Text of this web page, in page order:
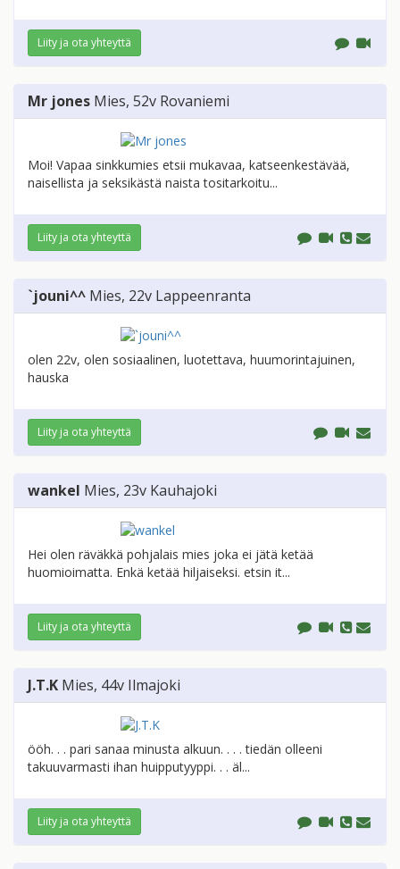
Liity ja ota yhteyttä
Mr jones Mies, 52v Rovaniemi
Moi! Vapaa sinkkumies etsii mukavaa, katseenkestävää,
naisellista ja seksikästä naista tositarkoitu...
Liity ja ota yhteyttä
`jouni^^ Mies, 22v Lappeenranta
olen 22v, olen sosiaalinen, luotettava, huumorintajuinen,
hauska
Liity ja ota yhteyttä
wankel Mies, 23v Kauhajoki
Hei olen räväkkä pohjalais mies joka ei jätä ketää
huomioimatta. Enkä ketää hiljaiseksi. etsin it...
Liity ja ota yhteyttä
J.T.K Mies, 44v Ilmajoki
ööh. . . pari sanaa minusta alkuun. . . . tiedän olleeni
takuuvarmasti ihan huipputyyppi. . . äl...
Liity ja ota yhteyttä